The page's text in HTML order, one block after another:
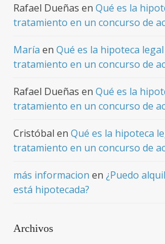
Rafael Dueñas enQué es la
tratamiento en un concurso de
María enQué es la hipoteca
tratamiento en un concurso de
Rafael Dueñas enQué es la
tratamiento en un concurso de
Cristóbal enQué es la hipoteca
tratamiento en un concurso de
más informacion en¿Puedo
está hipotecada?
Archivos